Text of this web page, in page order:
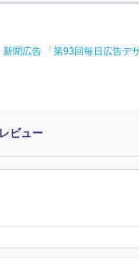
聞広告 「第93回毎日広告デ
ビュー